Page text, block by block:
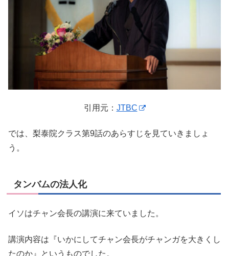
引用元： JTBC
では、梨泰院クラス第9話のあらすじを見ていきましょ
う。
タンバムの法人化
イソはチャン会長の講演に来ていました。
講演内容は『いかにしてチャン会長がチャンガを大きくし
たのか』というものでした。